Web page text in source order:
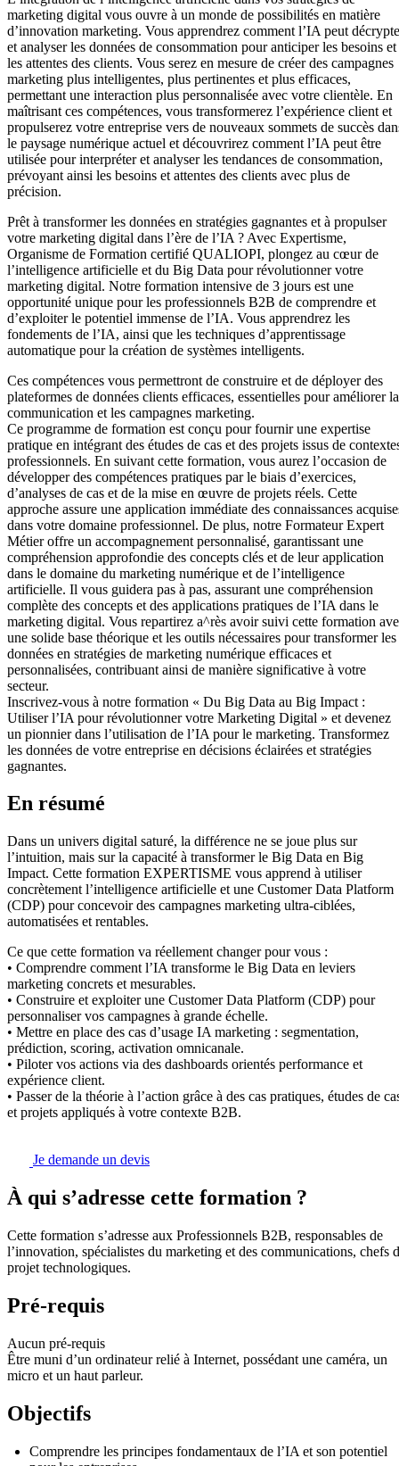
marketing digital vous ouvre à un monde de possibilités en matière
d’innovation marketing. Vous apprendrez comment l’IA peut
et analyser les données de consommation pour anticiper les besoins et
les attentes des clients. Vous serez en mesure de créer des campagnes
marketing plus intelligentes, plus pertinentes et plus efficaces,
permettant une interaction plus personnalisée avec votre clientèle. En
maîtrisant ces compétences, vous transformerez l’expérience client et
propulserez votre entreprise vers de nouveaux sommets de succès
le paysage numérique actuel et découvrirez comment l’IA peut être
utilisée pour interpréter et analyser les tendances de consommation,
prévoyant ainsi les besoins et attentes des clients avec plus de
précision.
Prêt à transformer les données en stratégies gagnantes et à propulser
votre marketing digital dans l’ère de l’IA ? Avec Expertisme,
Organisme de Formation certifié QUALIOPI, plongez au cœur de
l’intelligence artificielle et du Big Data pour révolutionner votre
marketing digital. Notre formation intensive de 3 jours est une
opportunité unique pour les professionnels B2B de comprendre et
d’exploiter le potentiel immense de l’IA. Vous apprendrez les
fondements de l’IA, ainsi que les techniques d’apprentissage
automatique pour la création de systèmes intelligents.
Ces compétences vous permettront de construire et de déployer des
plateformes de données clients efficaces, essentielles pour améliorer la
communication et les campagnes marketing.
Ce programme de formation est conçu pour fournir une expertise
pratique en intégrant des études de cas et des projets issus de
professionnels. En suivant cette formation, vous aurez l’occasion de
développer des compétences pratiques par le biais d’exercices,
d’analyses de cas et de la mise en œuvre de projets réels. Cette
approche assure une application immédiate des connaissances
dans votre domaine professionnel. De plus, notre Formateur Expert
Métier offre un accompagnement personnalisé, garantissant une
compréhension approfondie des concepts clés et de leur application
dans le domaine du marketing numérique et de l’intelligence
artificielle. Il vous guidera pas à pas, assurant une compréhension
complète des concepts et des applications pratiques de l’IA dans le
marketing digital. Vous repartirez a^rès avoir suivi cette formation
une solide base théorique et les outils nécessaires pour transformer les
données en stratégies de marketing numérique efficaces et
personnalisées, contribuant ainsi de manière significative à votre
secteur.
Inscrivez-vous à notre formation « Du Big Data au Big Impact :
Utiliser l’IA pour révolutionner votre Marketing Digital » et devenez
un pionnier dans l’utilisation de l’IA pour le marketing. Transformez
les données de votre entreprise en décisions éclairées et stratégies
gagnantes.
En résumé
Dans un univers digital saturé, la différence ne se joue plus sur
l’intuition, mais sur la capacité à transformer le Big Data en Big
Impact. Cette formation EXPERTISME vous apprend à utiliser
concrètement l’intelligence artificielle et une Customer Data Platform
(CDP) pour concevoir des campagnes marketing ultra-ciblées,
automatisées et rentables.
Ce que cette formation va réellement changer pour vous :
• Comprendre comment l’IA transforme le Big Data en leviers
marketing concrets et mesurables.
• Construire et exploiter une Customer Data Platform (CDP) pour
personnaliser vos campagnes à grande échelle.
• Mettre en place des cas d’usage IA marketing : segmentation,
prédiction, scoring, activation omnicanale.
• Piloter vos actions via des dashboards orientés performance et
expérience client.
• Passer de la théorie à l’action grâce à des cas pratiques, études de
et projets appliqués à votre contexte B2B.
Je demande un devis
À qui s’adresse cette formation ?
Cette formation s’adresse aux Professionnels B2B, responsables de
l’innovation, spécialistes du marketing et des communications, chefs
projet technologiques.
Pré-requis
Aucun pré-requis
Être muni d’un ordinateur relié à Internet, possédant une caméra, un
micro et un haut parleur.
Objectifs
Comprendre les principes fondamentaux de l’IA et son potentiel